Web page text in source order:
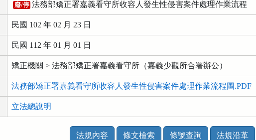
廢/停 法務部矯正署嘉義看守所收容人發生性侵害案件處理作業流程
民國 102 年 02 月 23 日
民國 112 年 01 月 01 日
矯正機關 > 法務部矯正署嘉義看守所（嘉義少觀所合署辦公）
法務部矯正署嘉義看守所收容人發生性侵害案件處理作業流程圖.PDF
立法總說明
法規內容 條文檢索 條號查詢 法規沿革